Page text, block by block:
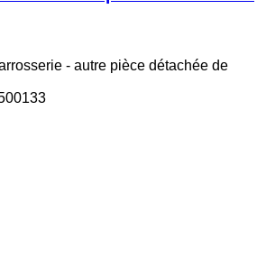
- autre pièce détachée de